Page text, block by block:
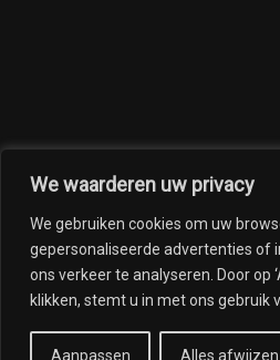
We waarderen uw privacy
We gebruiken cookies om uw
gepersonaliseerde advertenties of
ons verkeer te analyseren. Door op
klikken, stemt u in met ons gebruik
Aanpassen Alles afwijzen